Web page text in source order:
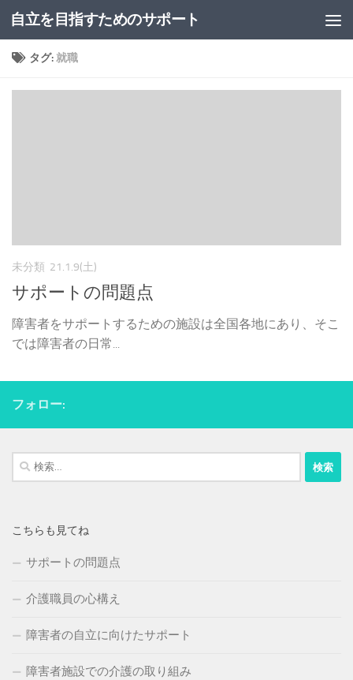
コンテンツへスキップ
自立を目指すためのサポート
タグ:就職
未分類 21.1.9(土)
サポートの問題点
障害者をサポートするための施設は全国各地にあり、そこ
では障害者の日常...
フォロー:
検
索:
こちらも見てね
サポートの問題点
介護職員の心構え
障害者の自立に向けたサポート
障害者施設での介護の取り組み